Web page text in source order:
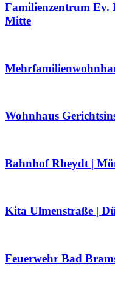
Familienzentrum Ev.
Mitte
Wohnhaus
Bahnhof Rheydt |
Kita Ulmenstraße |
Feuerwehr Bad